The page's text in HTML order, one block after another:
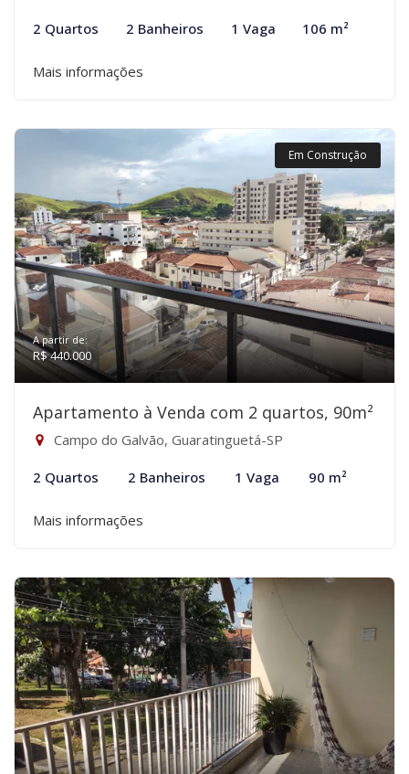
2 Quartos 2 Banheiros 1 Vaga 106 m²
Mais informações
Em Construção
A partir de:
R$ 440.000
Apartamento à Venda com 2 quartos, 90m²
Campo do Galvão, Guaratinguetá-SP
2 Quartos 2 Banheiros 1 Vaga 90 m²
Mais informações